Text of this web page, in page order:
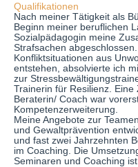
Qualifikationen
Nach meiner Tätigkeit als
Beginn meiner beruflichen
Sozialpädagogin meine
Strafsachen
Konfliktsituationen aus
entstehen, absolvierte ich
zur
Trainerin für Resilienz.
Beraterin/ Coach war
Kompetenzerweiterung.
Meine Angebote zur
und Gewaltprävention
und fast zwei Jahrzehnten
im Coaching. Die
Seminaren und Coaching